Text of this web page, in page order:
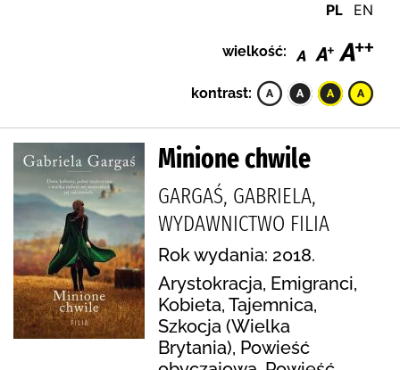
PL EN
wielkość:
kontrast:
Minione chwile
GARGAŚ, GABRIELA,
WYDAWNICTWO FILIA
Rok wydania: 2018.
Arystokracja, Emigranci,
Kobieta, Tajemnica,
Szkocja (Wielka
Brytania), Powieść